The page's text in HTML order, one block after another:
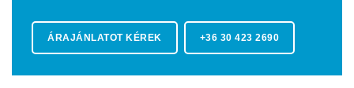
ÁRAJÁNLATOT KÉREK +36 30 423 2690